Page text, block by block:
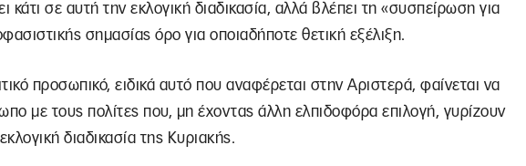
κάτι σε αυτή την εκλογική διαδικασία, αλλά βλέπει τη «συσπείρωση για
σημασίας όρο για οποιαδήποτε θετική εξέλιξη.
προσωπικό, ειδικά αυτό που αναφέρεται στην Αριστερά, φαίνεται να
με τους πολίτες που, μη έχοντας άλλη ελπιδοφόρα επιλογή, γυρίζουν
διαδικασία της Κυριακής.